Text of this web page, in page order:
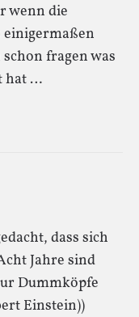
wenn die
fragen was
hat …
dass sich
Jahre sind
Dummköpfe
Einstein))